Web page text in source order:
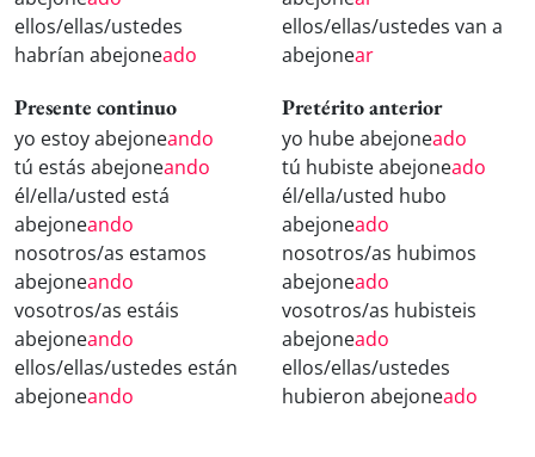
ellos/ellas/ustedes
habrían abejoneado
ellos/ellas/ustedes van a
abejonear
Presente continuo
yo estoy abejoneando
tú estás abejoneando
él/ella/usted está
abejoneando
nosotros/as estamos
abejoneando
vosotros/as estáis
abejoneando
ellos/ellas/ustedes están
abejoneando
Pretérito anterior
yo hube abejoneado
tú hubiste abejoneado
él/ella/usted hubo
abejoneado
nosotros/as hubimos
abejoneado
vosotros/as hubisteis
abejoneado
ellos/ellas/ustedes
hubieron abejoneado